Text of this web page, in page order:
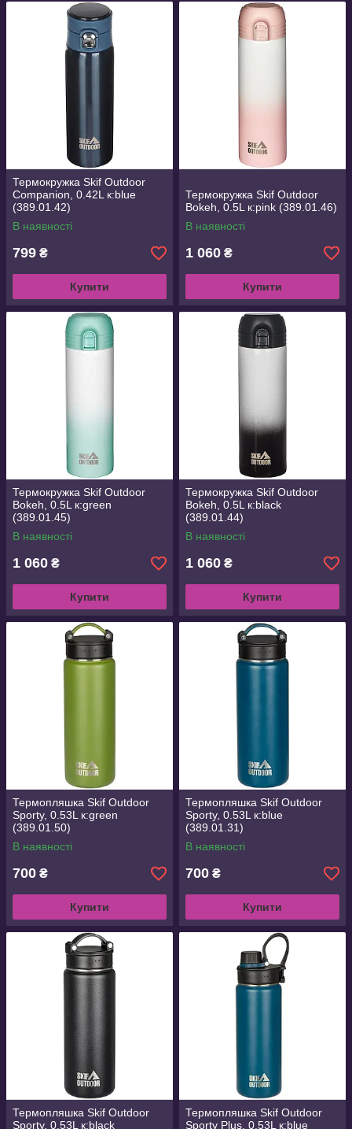
Термокружка Skif Outdoor
Companion, 0.42L к:blue
(389.01.42)
В наявності
799 ₴
Купити
Термокружка Skif Outdoor
Bokeh, 0.5L к:pink (389.01.46)
В наявності
1 060 ₴
Купити
Термокружка Skif Outdoor
Bokeh, 0.5L к:green
(389.01.45)
В наявності
1 060 ₴
Купити
Термокружка Skif Outdoor
Bokeh, 0.5L к:black
(389.01.44)
В наявності
1 060 ₴
Купити
Термопляшка Skif Outdoor
Sporty, 0.53L к:green
(389.01.50)
В наявності
700 ₴
Купити
Термопляшка Skif Outdoor
Sporty, 0.53L к:blue
(389.01.31)
В наявності
700 ₴
Купити
Термопляшка Skif Outdoor
Sporty, 0.53L к:black
Термопляшка Skif Outdoor
Sporty Plus, 0.53L к:blue